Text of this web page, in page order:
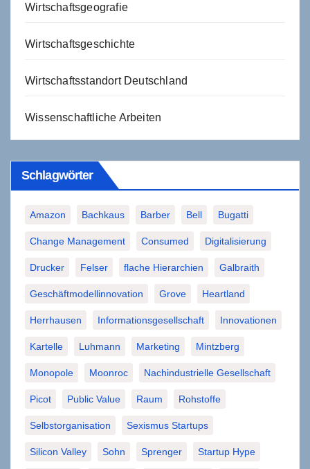
Wirtschaftsgeografie
Wirtschaftsgeschichte
Wirtschaftsstandort Deutschland
Wissenschaftliche Arbeiten
Schlagwörter
Amazon Bachkaus Barber Bell Bugatti
Change Management Consumed Digitalisierung
Drucker Felser flache Hierarchien Galbraith
Geschäftmodellinnovation Grove Heartland
Herrhausen Informationsgesellschaft Innovationen
Kartelle Luhmann Marketing Mintzberg
Monopole Moonroc Nachindustrielle Gesellschaft
Picot Public Value Raum Rohstoffe
Selbstorganisation Sexismus Startups
Silicon Valley Sohn Sprenger Startup Hype